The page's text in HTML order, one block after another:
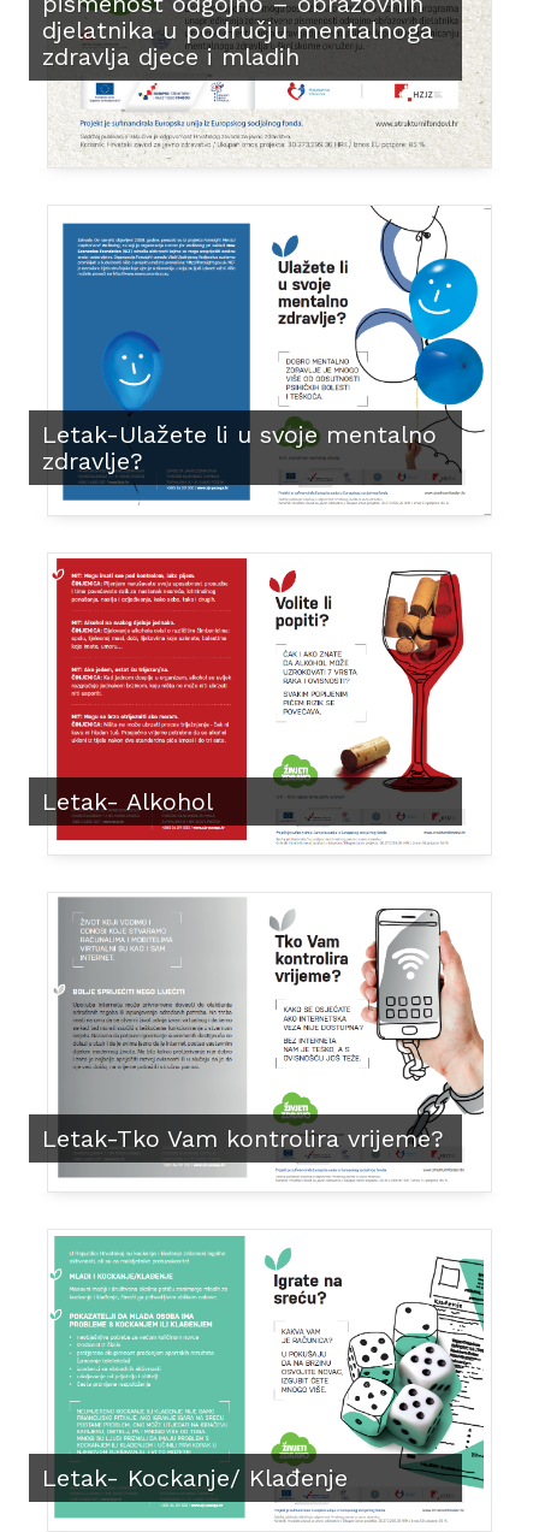
djelatnika u području mentalnoga
zdravlja djece i mladih
Letak-Ulažete li u svoje mentalno
zdravlje?
Letak- Alkohol
Letak-Tko Vam kontrolira vrijeme?
Letak- Kockanje/ Klađenje